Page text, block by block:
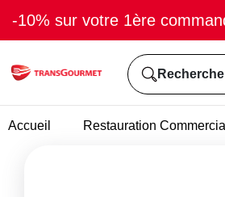
-10% sur votre 1ère
Accueil Restauration